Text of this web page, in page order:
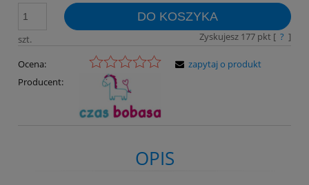
szt.
DO KOSZYKA
Zyskujesz 177pkt [ ? ]
Ocena:
Producent:
zapytaj o produkt
OPIS